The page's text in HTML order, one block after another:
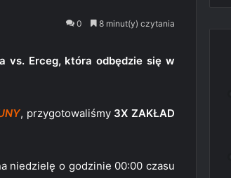
0 8 minut(y) czytania
vs. Erceg, która odbędzie się w
, przygotowaliśmy 3X ZAKŁAD
niedzielę o godzinie 00:00 czasu